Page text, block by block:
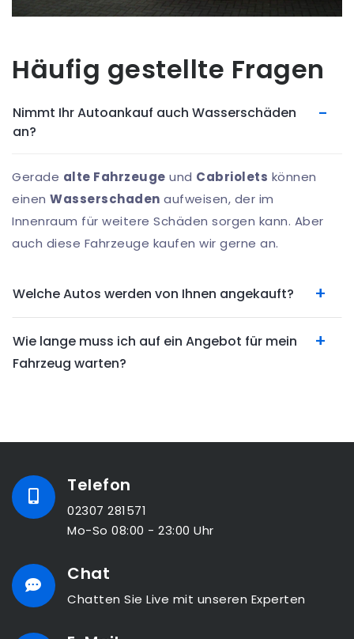
Häufig gestellte Fragen
Nimmt Ihr Autoankauf auch Wasserschäden
an?
Gerade alte Fahrzeuge und Cabriolets können
einen Wasserschaden aufweisen, der im
Innenraum für weitere Schäden sorgen kann. Aber
auch diese Fahrzeuge kaufen wir gerne an.
Welche Autos werden von Ihnen angekauft?
Wie lange muss ich auf ein Angebot für mein
Fahrzeug warten?
Telefon
02307 281571
Mo-So 08:00 - 23:00 Uhr
Chat
Chatten Sie Live mit unseren Experten